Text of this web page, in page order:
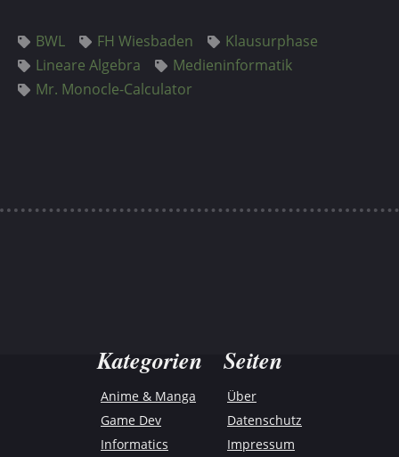
BWL FH Wiesbaden
Klausurphase
Lineare Algebra
Medieninformatik
Mr. Monocle-Calculator
Kategorien
Anime & Manga
Game Dev
Informatics
Seiten
Über
Datenschutz
Impressum